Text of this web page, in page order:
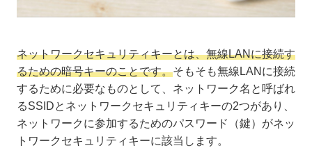
ネットワークセキュリティキーとは、無線LANに接続す
るための暗号キーのことです。そもそも無線LANに接続
するために必要なものとして、ネットワーク名と呼ばれ
るSSIDとネットワークセキュリティキーの2つがあり、
ネットワークに参加するためのパスワード（鍵）がネッ
トワークセキュリティキーに該当します。